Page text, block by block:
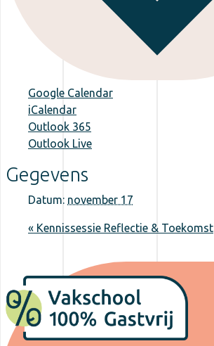
Google Calendar
iCalendar
Outlook 365
Outlook Live
Gegevens
Datum: november 17
« Kennissessie Reflectie & Toekomst